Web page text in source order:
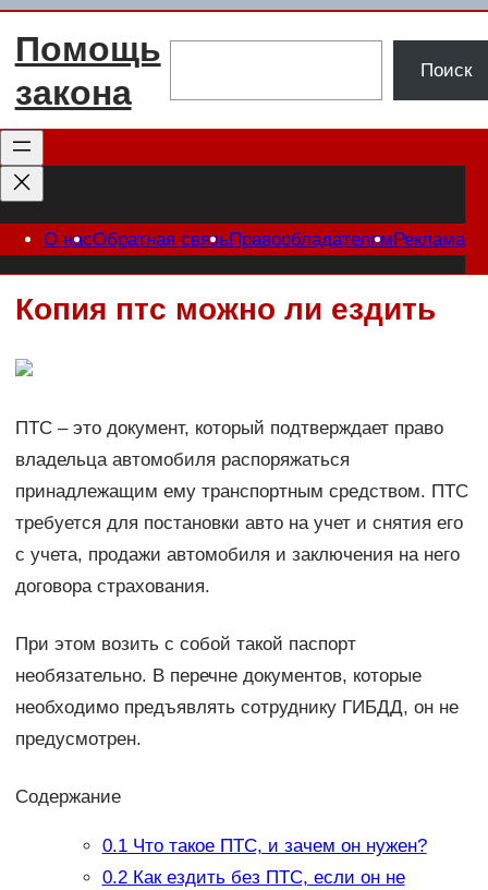
Перейти
Помощь
закона
Поиск
О насОбратная связьПравообладателямРеклама
Копия птс можно ли ездить
ПТС – это документ, который подтверждает право
владельца автомобиля распоряжаться
принадлежащим ему транспортным средством. ПТС
требуется для постановки авто на учет и снятия его
с учета, продажи автомобиля и заключения на него
договора страхования.
При этом возить с собой такой паспорт
необязательно. В перечне документов, которые
необходимо предъявлять сотруднику ГИБДД, он не
предусмотрен.
Содержание
0.1Что такое ПТС, и зачем он нужен?
0.2Как ездить без ПТС, если он не